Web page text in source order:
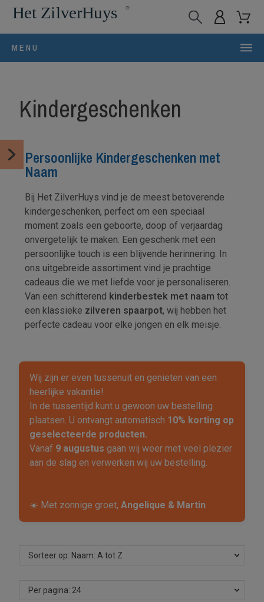
MENU
Kindergeschenken
Persoonlijke Kindergeschenken met
Naam
Bij Het ZilverHuys vind je de meest betoverende
kindergeschenken, perfect om een speciaal
moment zoals een geboorte, doop of verjaardag
onvergetelijk te maken. Een geschenk met een
persoonlijke touch is een blijvende herinnering. In
ons uitgebreide assortiment vind je prachtige
cadeaus die we met liefde voor jepersonaliseren.
Van een schitterend kinderbestek met naam tot
een klassieke zilveren spaarpot, wij hebben het
perfecte cadeau voor elke jongen en elk meisje.
Wij zijn er even tussenuit en genieten van een
heerlijke vakantie!
In de tussentijd kunt u gewoon uw bestelling
plaatsen. U ontvangt automatisch 10% korting op
geselecteerde producten.
Vanaf 9 augustus gaan wij weer met veel plezier
aan de slag en verwerken wij uw bestelling.
☀️ Met zonnige groet,Angelique & Martin
Sorteer op: Naam: A tot Z
Per pagina: 24